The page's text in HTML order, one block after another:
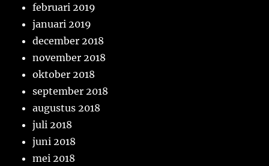
februari 2019
januari 2019
december 2018
november 2018
oktober 2018
september 2018
augustus 2018
juli 2018
juni 2018
mei 2018